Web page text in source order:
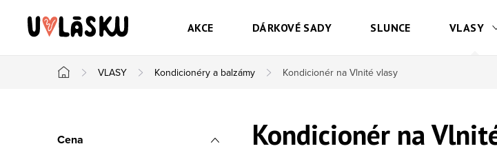
AKCE DÁRKOVÉ SADY SLUNCE VLASY
Domů
VLASY Kondicionéry a balzámy Kondicionér na Vlnité vlasy
Postranní panel
Cena Kondicionér na